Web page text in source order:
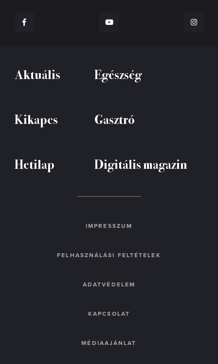
Aktuális Egészség
Kikapcs Gasztró
Hetilap Digitális magazin
IMPRESSZUM
FELHASZNÁLÁSI FELTÉTELEK
ADATVÉDELEM
KAPCSOLAT
MÉDIAAJÁNLAT